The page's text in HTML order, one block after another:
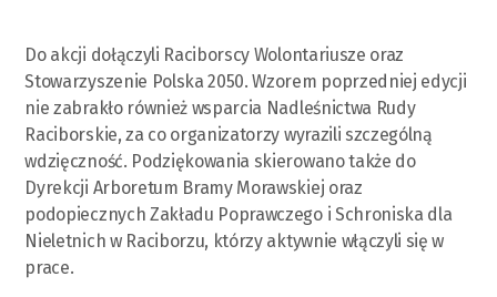
Do akcji dołączyli Raciborscy Wolontariusze oraz
Stowarzyszenie Polska 2050. Wzorem poprzedniej edycji
nie zabrakło również wsparcia Nadleśnictwa Rudy
Raciborskie, za co organizatorzy wyrazili szczególną
wdzięczność. Podziękowania skierowano także do
Dyrekcji Arboretum Bramy Morawskiej oraz
podopiecznych Zakładu Poprawczego i Schroniska dla
Nieletnich w Raciborzu, którzy aktywnie włączyli się w
prace.